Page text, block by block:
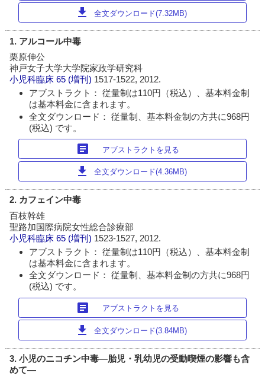
download 全文ダウンロード(7.32MB)
1. アルコール中毒
栗原伸公
神戸女子大学大学院家政学研究科
小児科臨床 65 (増刊) 1517-1522, 2012.
アブストラクト： 従量制は110円（税込）、基本料金制
は基本料金に含まれます。
全文ダウンロード： 従量制、基本料金制の方共に968円
(税込) です。
article アブストラクトを見る
download 全文ダウンロード(4.36MB)
2. カフェイン中毒
百枝幹雄
聖路加国際病院女性総合診療部
小児科臨床 65 (増刊) 1523-1527, 2012.
アブストラクト： 従量制は110円（税込）、基本料金制
は基本料金に含まれます。
全文ダウンロード： 従量制、基本料金制の方共に968円
(税込) です。
article アブストラクトを見る
download 全文ダウンロード(3.84MB)
3. 小児のニコチン中毒―胎児・乳幼児の受動喫煙の影響も含
めて―